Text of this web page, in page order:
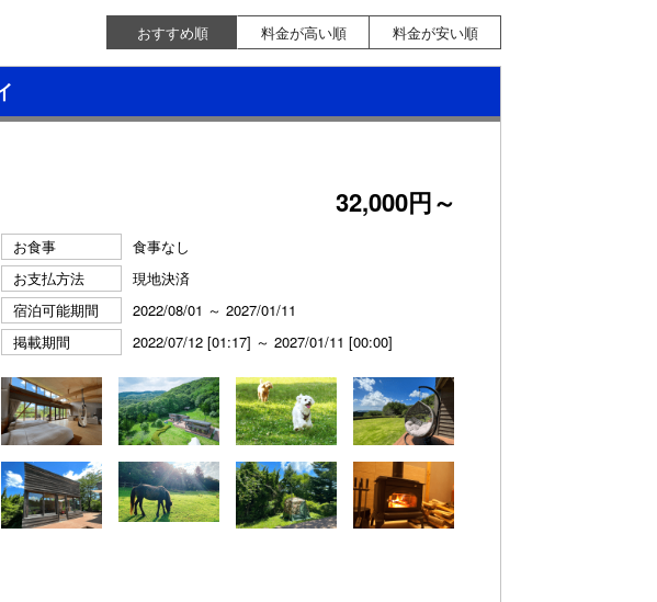
おすすめ順 料金が高い順 料金が安い順
32,000円～
お食事
食事なし
お支払方法
現地決済
宿泊可能期間
2022/08/01 ～ 2027/01/11
掲載期間
2022/07/12 [01:17] ～ 2027/01/11 [00:00]